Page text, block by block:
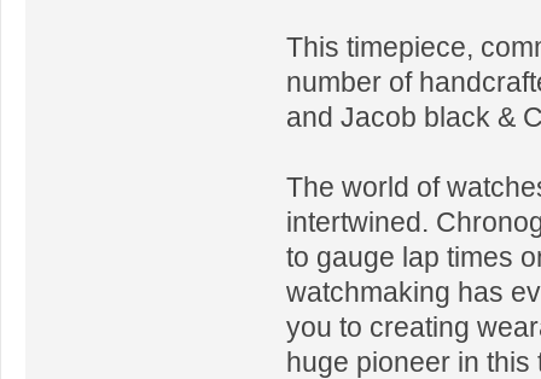
This timepiece,
number of
and Jacob black &
The world of
intertwined.
to gauge lap times
watchmaking has
you to creating
huge pioneer in